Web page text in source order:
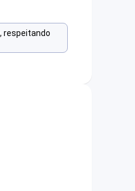
respeitando